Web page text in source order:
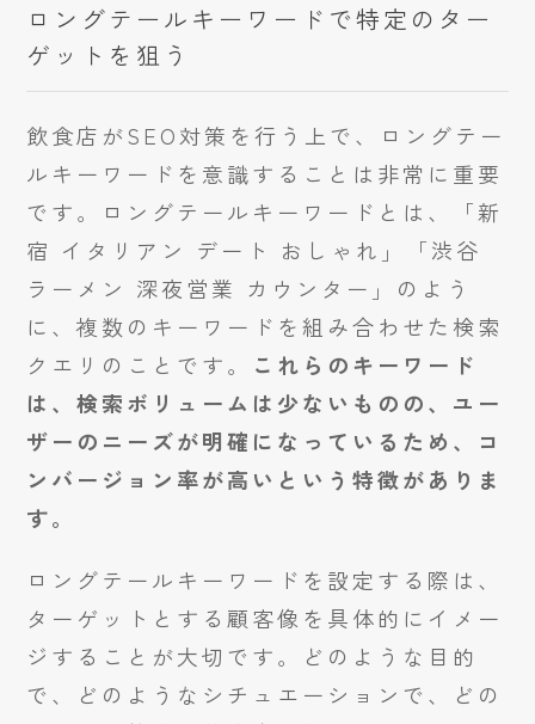
ロングテールキーワードで特定のター
ゲットを狙う
飲食店がSEO対策を行う上で、ロングテー
ルキーワードを意識することは非常に重要
です。ロングテールキーワードとは、「新
宿 イタリアン デート おしゃれ」「渋谷
ラーメン 深夜営業 カウンター」のよう
に、複数のキーワードを組み合わせた検索
クエリのことです。 これらのキーワード
は、検索ボリュームは少ないものの、ユー
ザーのニーズが明確になっているため、コ
ンバージョン率が高いという特徴がありま
す。
ロングテールキーワードを設定する際は、
ターゲットとする顧客像を具体的にイメー
ジすることが大切です。どのような目的
で、どのようなシチュエーションで、どの